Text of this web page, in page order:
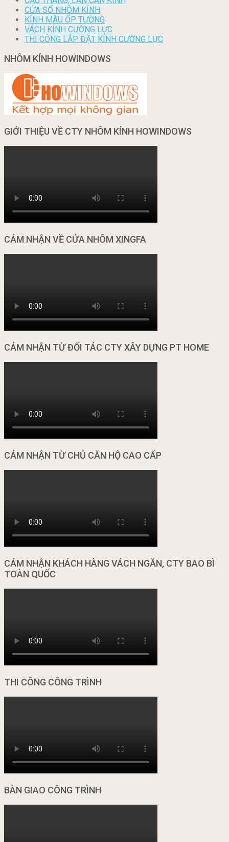
CỬA SỔ NHÔM KÍNH
KÍNH MÀU ỐP TƯỜNG
VÁCH KÍNH CƯỜNG LỰC
THI CÔNG LẮP ĐẶT KÍNH CƯỜNG LỰC
NHÔM KÍNH HOWINDOWS
GIỚI THIỆU VỀ CTY NHÔM KÍNH HOWINDOWS
CẢM NHẬN VỀ CỬA NHÔM XINGFA
CẢM NHẬN TỪ ĐỐI TÁC CTY XÂY DỰNG PT HOME
CẢM NHẬN TỪ CHỦ CĂN HỘ CAO CẤP
CẢM NHẬN KHÁCH HÀNG VÁCH NGĂN, CTY BAO BÌ
TOÀN QUỐC
THI CÔNG CÔNG TRÌNH
BÀN GIAO CÔNG TRÌNH